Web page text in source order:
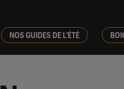
NOS GUIDES DE L'ÉTÉ